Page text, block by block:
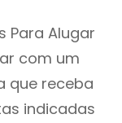
Para Alugar
com um
que receba
indicadas